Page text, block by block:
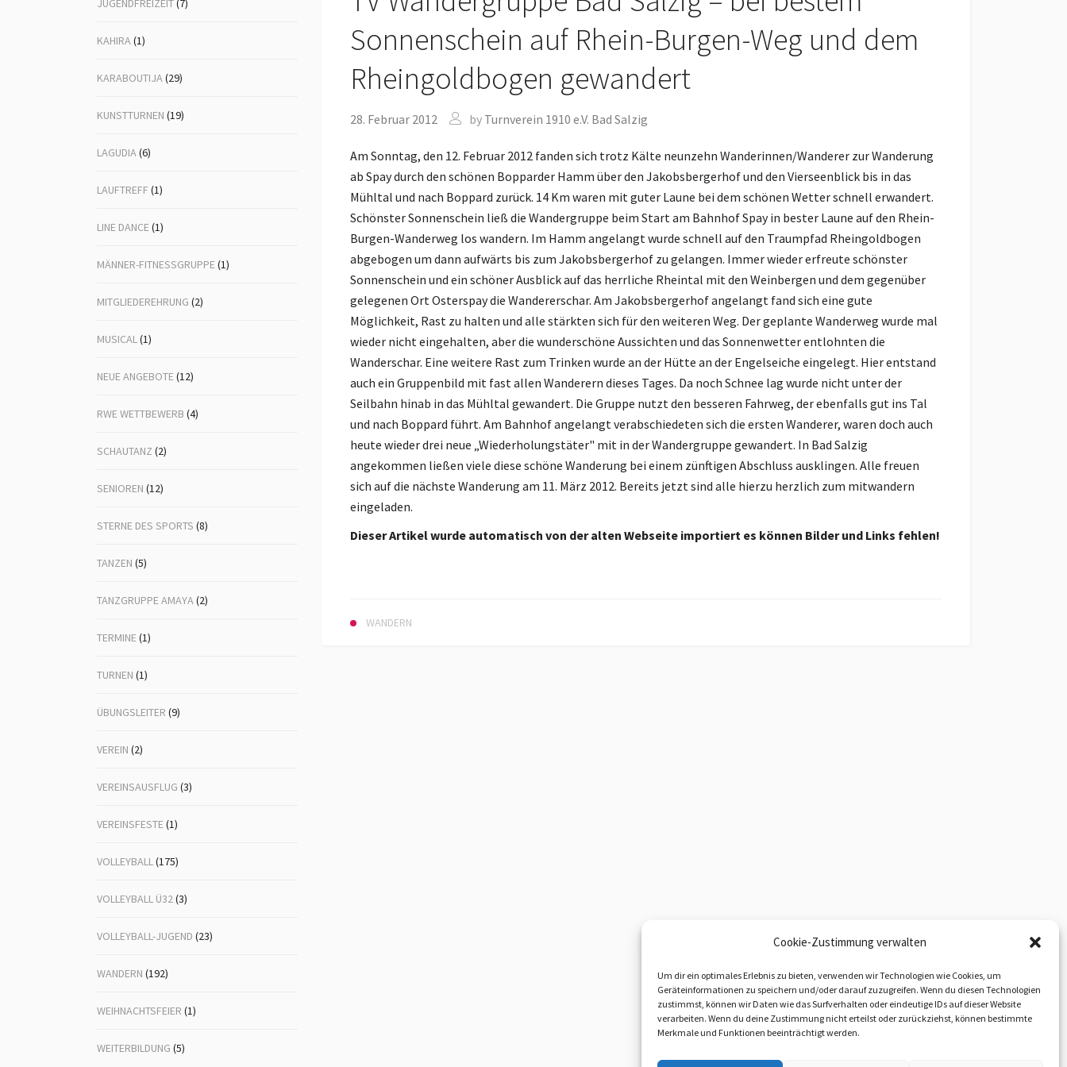
Cookie-Zustimmung verwalten
Um dir ein optimales Erlebnis zu bieten, verwenden wir Technologien wie Cookies, um
Geräteinformationen zu speichern und/oder darauf zuzugreifen. Wenn du diesen Technologien
zustimmst, können wir Daten wie das Surfverhalten oder eindeutige IDs auf dieser Website
verarbeiten. Wenn du deine Zustimmung nicht erteilst oder zurückziehst, können bestimmte
Merkmale und Funktionen beeinträchtigt werden.
Sonnenschein auf Rhein-Burgen-Weg und dem
Rheingoldbogen gewandert
28. Februar 2012 by Turnverein 1910 e.V. Bad Salzig
Am Sonntag, den 12. Februar 2012 fanden sich trotz Kälte neunzehn Wanderinnen/Wanderer zur Wanderung
ab Spay durch den schönen Bopparder Hamm über den Jakobsbergerhof und den Vierseenblick bis in das
Mühltal und nach Boppard zurück. 14 Km waren mit guter Laune bei dem schönen Wetter schnell erwandert.
Schönster Sonnenschein ließ die Wandergruppe beim Start am Bahnhof Spay in bester Laune auf den Rhein-
Burgen-Wanderweg los wandern. Im Hamm angelangt wurde schnell auf den Traumpfad Rheingoldbogen
abgebogen um dann aufwärts bis zum Jakobsbergerhof zu gelangen. Immer wieder erfreute schönster
Sonnenschein und ein schöner Ausblick auf das herrliche Rheintal mit den Weinbergen und dem gegenüber
gelegenen Ort Osterspay die Wandererschar. Am Jakobsbergerhof angelangt fand sich eine gute
Möglichkeit, Rast zu halten und alle stärkten sich für den weiteren Weg. Der geplante Wanderweg wurde mal
wieder nicht eingehalten, aber die wunderschöne Aussichten und das Sonnenwetter entlohnten die
Wanderschar. Eine weitere Rast zum Trinken wurde an der Hütte an der Engelseiche eingelegt. Hier entstand
auch ein Gruppenbild mit fast allen Wanderern dieses Tages. Da noch Schnee lag wurde nicht unter der
Seilbahn hinab in das Mühltal gewandert. Die Gruppe nutzt den besseren Fahrweg, der ebenfalls gut ins Tal
und nach Boppard führt. Am Bahnhof angelangt verabschiedeten sich die ersten Wanderer, waren doch auch
heute wieder drei neue „Wiederholungstäter" mit in der Wandergruppe gewandert. In Bad Salzig
angekommen ließen viele diese schöne Wanderung bei einem zünftigen Abschluss ausklingen. Alle freuen
sich auf die nächste Wanderung am 11. März 2012. Bereits jetzt sind alle hierzu herzlich zum mitwandern
eingeladen.
Dieser Artikel wurde automatisch von der alten Webseite importiert es können Bilder und Links fehlen!
WANDERN
JUGENDFREIZEIT(7)
KAHIRA(1)
KARABOUTIJA(29)
KUNSTTURNEN (19)
LAGUDIA(6)
LAUFTREFF (1)
LINE DANCE(1)
MÄNNER-FITNESSGRUPPE(1)
MITGLIEDEREHRUNG (2)
MUSICAL(1)
NEUE ANGEBOTE(12)
RWE WETTBEWERB (4)
SCHAUTANZ (2)
SENIOREN (12)
STERNE DES SPORTS (8)
TANZEN (5)
TANZGRUPPE AMAYA(2)
TERMINE(1)
TURNEN (1)
ÜBUNGSLEITER (9)
VEREIN (2)
VEREINSAUSFLUG (3)
VEREINSFESTE(1)
VOLLEYBALL(175)
VOLLEYBALL Ü32(3)
VOLLEYBALL-JUGEND (23)
WANDERN (192)
WEIHNACHTSFEIER (1)
WEITERBILDUNG (5)